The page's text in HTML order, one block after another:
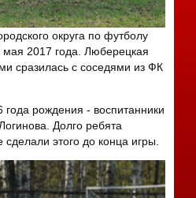
округа по футболу
2017 года. Люберецкая
сразилась с соседями из ФК
рождения - воспитанники
Долго ребята
этого до конца игры.